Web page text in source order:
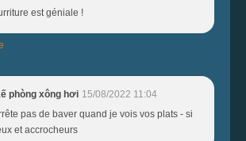
est géniale !
phòng xông hơi 15/08/2022 11:04
pas de baver quand je vois vos plats - si
et accrocheurs